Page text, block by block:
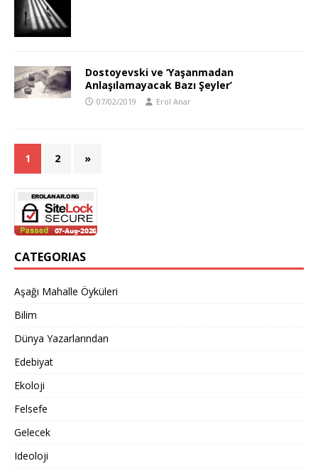
Dostoyevski ve ‘Yaşanmadan
Anlaşılamayacak Bazı Şeyler’
07/02/2019 Erol Anar
1 2 »
CATEGORIAS
Aşağı Mahalle Öyküleri
Bilim
Dünya Yazarlarından
Edebiyat
Ekoloji
Felsefe
Gelecek
Ideoloji